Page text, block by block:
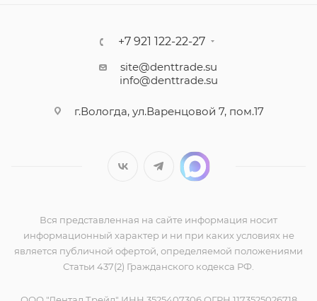
+7 921 122-22-27
site@denttrade.su
info@denttrade.su
г.Вологда, ул.Варенцовой 7, пом.17
Вся представленная на сайте информация носит
информационный характер и ни при каких условиях не
является публичной офертой, определяемой положениями
Статьи 437(2) Гражданского кодекса РФ.